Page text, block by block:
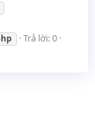
Trả lời: 0